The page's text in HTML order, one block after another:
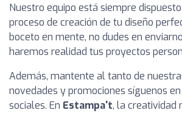
Nuestro equipo está siempre
proceso de creación de tu diseño
boceto en mente, no dudes en
haremos realidad tus proyectos
Además, mantente al tanto de
novedades y promociones síguenos
sociales. En Estampa't, la creatividad